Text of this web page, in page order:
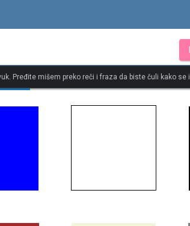
Pređite mišem preko reči i fraza da biste čuli kako se